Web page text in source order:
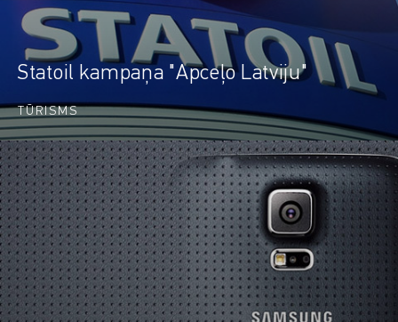
Statoil kampaņa "Apceļo Latviju"
TŪRISMS